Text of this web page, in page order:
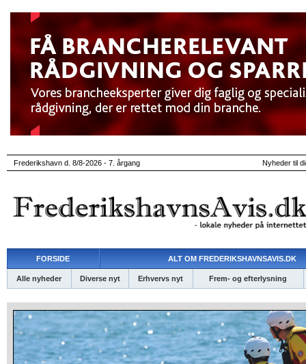
Frederikshavn d. 8/8-2026 - 7. årgang Nyheder til
FORSIDE ALT OM FREDERIKSHAVNSAVIS.DK
Alle nyheder Diverse nyt Erhvervs nyt Frem- og efterlysning